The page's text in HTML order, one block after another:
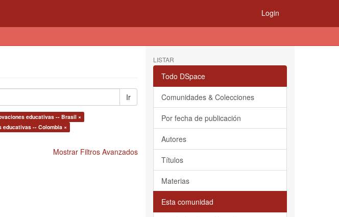
Login
Ir
educativas -- Brasil ×
educativas -- Colombia ×
Mostrar Filtros Avanzados
LISTAR
Todo DSpace
Comunidades & Colecciones
Por fecha de publicación
Autores
Títulos
Materias
Esta comunidad